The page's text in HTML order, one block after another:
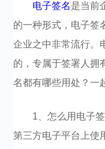
电子签名是当前
的一种形式，电子签
企业之中非常流行。
的，专属于签署人拥
名都有哪些用处？一
1、怎么用电子
第三方电子平台上使